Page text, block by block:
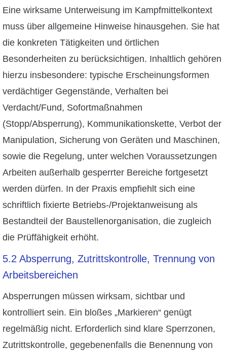
Eine wirksame Unterweisung im Kampfmittelkontext
muss über allgemeine Hinweise hinausgehen. Sie hat
die konkreten Tätigkeiten und örtlichen
Besonderheiten zu berücksichtigen. Inhaltlich gehören
hierzu insbesondere: typische Erscheinungsformen
verdächtiger Gegenstände, Verhalten bei
Verdacht/Fund, Sofortmaßnahmen
(Stopp/Absperrung), Kommunikationskette, Verbot der
Manipulation, Sicherung von Geräten und Maschinen,
sowie die Regelung, unter welchen Voraussetzungen
Arbeiten außerhalb gesperrter Bereiche fortgesetzt
werden dürfen. In der Praxis empfiehlt sich eine
schriftlich fixierte Betriebs-/Projektanweisung als
Bestandteil der Baustellenorganisation, die zugleich
die Prüffähigkeit erhöht.
5.2 Absperrung, Zutrittskontrolle, Trennung von
Arbeitsbereichen
Absperrungen müssen wirksam, sichtbar und
kontrolliert sein. Ein bloßes „Markieren“ genügt
regelmäßig nicht. Erforderlich sind klare Sperrzonen,
Zutrittskontrolle, gegebenenfalls die Benennung von